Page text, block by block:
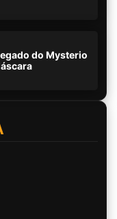
do Mysterio